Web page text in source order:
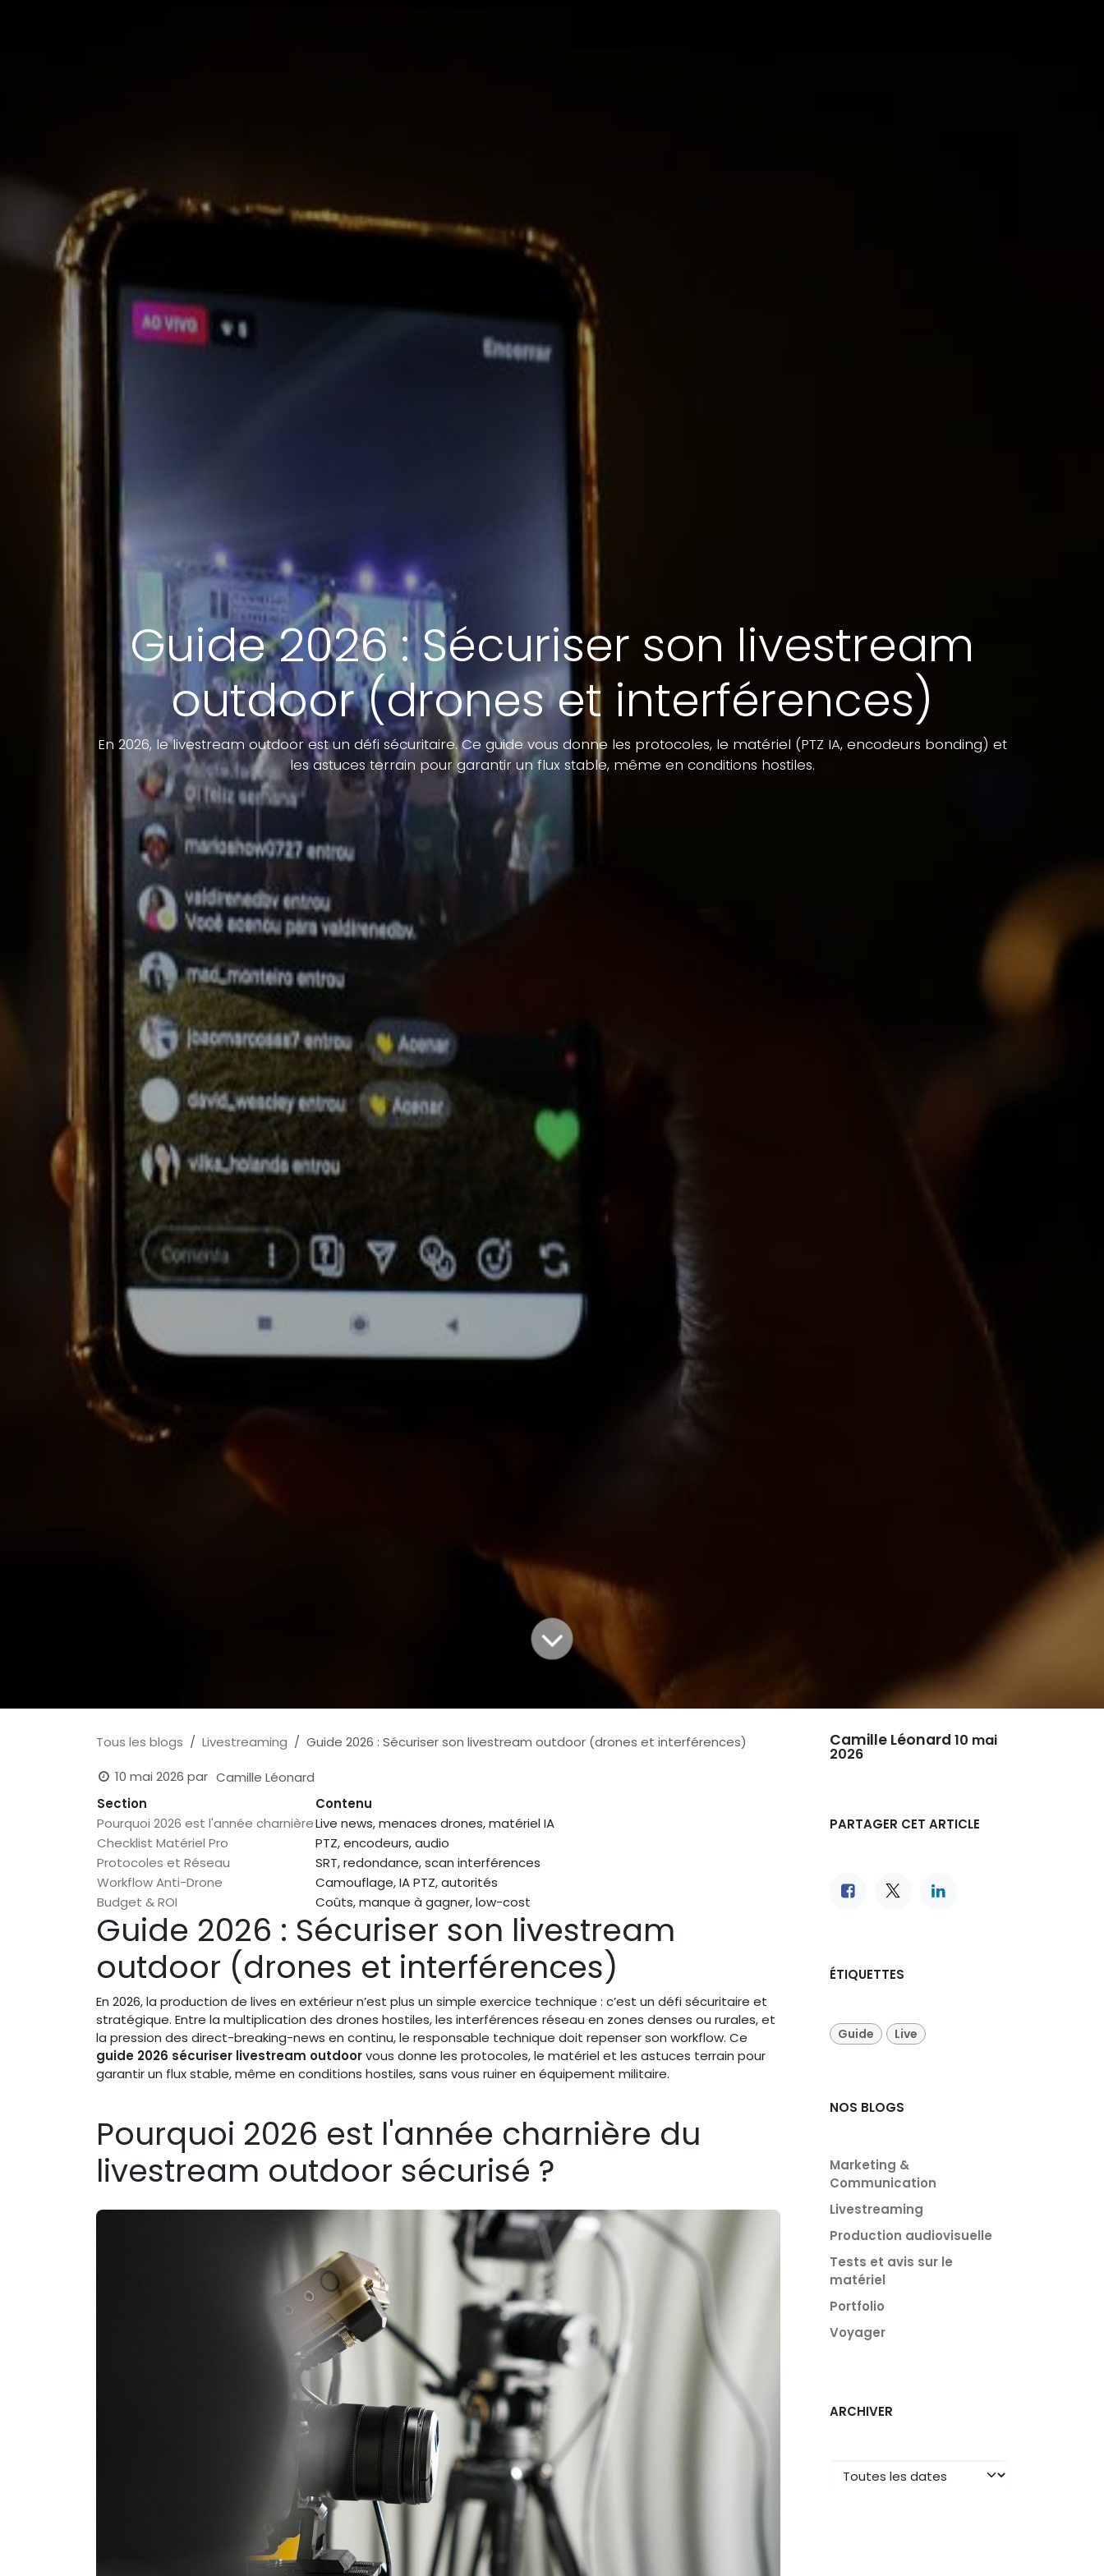
Guide 2026 : Sécuriser son livestream
outdoor (drones et interférences)
En 2026, le livestream outdoor est un défi sécuritaire. Ce guide vous donne les protocoles, le matériel (PTZ IA, encodeurs bonding) et
les astuces terrain pour garantir un flux stable, même en conditions hostiles.
Tous les blogs Livestreaming
Guide 2026 : Sécuriser son livestream outdoor (drones et interférences)
10 mai 2026 par Camille Léonard
Section
Contenu
Pourquoi 2026 est l'année charnièreLive news, menaces drones, matériel IA
Checklist Matériel Pro
PTZ, encodeurs, audio
Protocoles et Réseau
SRT, redondance, scan interférences
Workflow Anti-Drone
Camouflage, IA PTZ, autorités
Budget & ROI
Coûts, manque à gagner, low-cost
Guide 2026 : Sécuriser son livestream
outdoor (drones et interférences)
En 2026, la production de lives en extérieur n’est plus un simple exercice technique : c’est un défi sécuritaire et
stratégique. Entre la multiplication des drones hostiles, les interférences réseau en zones denses ou rurales, et
la pression des direct-breaking-news en continu, le responsable technique doit repenser son workflow. Ce
guide 2026 sécuriser livestream outdoorvous donne les protocoles, le matériel et les astuces terrain pour
garantir un flux stable, même en conditions hostiles, sans vous ruiner en équipement militaire.
Pourquoi 2026 est l'année charnière du
livestream outdoor sécurisé ?
Camille Léonard 10 mai
2026
PARTAGER CET ARTICLE
ÉTIQUETTES
Guide Live
NOS BLOGS
Marketing &
Communication
Livestreaming
Production audiovisuelle
Tests et avis sur le
matériel
Portfolio
Voyager
ARCHIVER